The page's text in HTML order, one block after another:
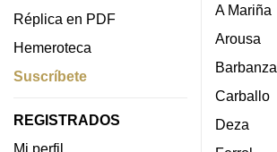
Réplica en PDF
Hemeroteca
Suscríbete
REGISTRADOS
Mi perfil
A Mariña
Arousa
Barbanza
Carballo
Deza